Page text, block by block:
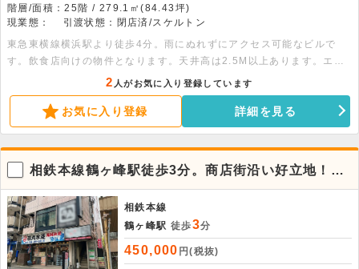
階層/面積：25階 / 279.1㎡(84.43坪)
現業態：
引渡状態：閉店済/スケルトン
東急東横線横浜駅より徒歩4分。雨にぬれずにアクセス可能なビルで
す。飲食店向けの物件となります。天井高は2.5M以上あります。エレ
ベーターや共用部分のトイレもあります。
2 人がお気に入り登録しています
お気に入り登録 詳細を見る
相鉄本線鶴ヶ峰駅徒歩3分。商店街沿い好立地！重
飲食可。
相鉄本線
鶴ヶ峰駅 徒歩3分
450,000 円(税抜)